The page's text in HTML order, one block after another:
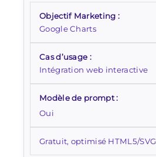
Google Charts
Intégration web interactive
Oui
Gratuit, optimisé HTML5/SVG